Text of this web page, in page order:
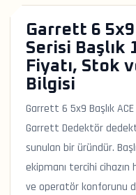
Garrett 6 5x9
Serisi Başlık
Fiyatı, Stok
Bilgisi
Garrett 6 5x9 Başlık
Garrett Dedektör
sunulan bir üründür.
ekipmanı tercihi cihazın
ve operatör konforunu